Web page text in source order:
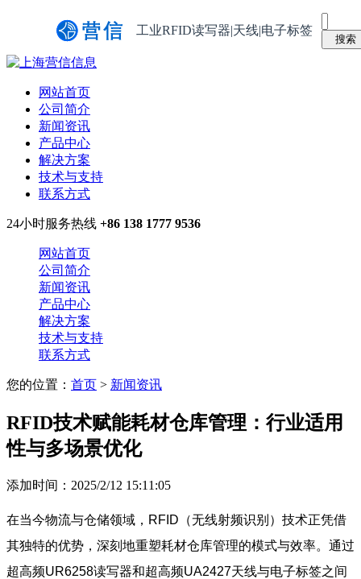
工业RFID读写器|天线|电子标签
网站首页
公司简介
新闻资讯
产品中心
解决方案
技术与支持
联系方式
24小时服务热线 +86 138 1777 9536
网站首页
公司简介
新闻资讯
产品中心
解决方案
技术与支持
联系方式
您的位置： 首页 > 新闻资讯
RFID技术赋能耗材仓库管理：行业适用
性与多场景优化
添加时间：2025/2/12 15:11:05
在当今物流与仓储领域，RFID（无线射频识别）技术正凭借
其独特的优势，深刻地重塑耗材仓库管理的模式与效率。通过
超高频UR6258读写器和超高频UA2427天线与电子标签之间